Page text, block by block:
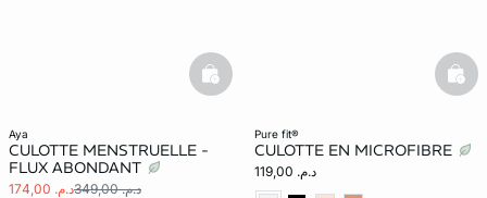
aya
CULOTTE MENSTRUELLE -
FLUX ABONDANT
د.م. 174,00 د.م. 349,00
basketfull
pure fit®
CULOTTE EN MICROFIBRE
د.م. 119,00